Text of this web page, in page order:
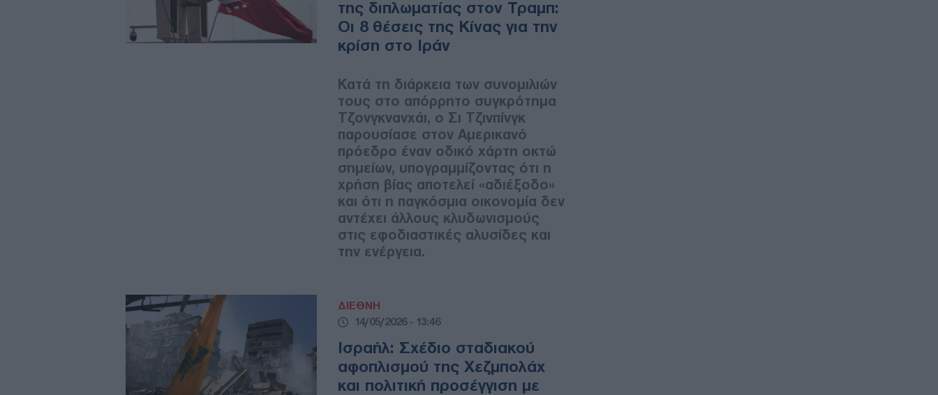
της διπλωματίας στον Τραμπ:
Οι 8 θέσεις της Κίνας για την
κρίση στο Ιράν
Κατά τη διάρκεια των συνομιλιών
τους στο απόρρητο συγκρότημα
Τζονγκνανχάι, ο Σι Τζινπίνγκ
παρουσίασε στον Αμερικανό
πρόεδρο έναν οδικό χάρτη οκτώ
σημείων, υπογραμμίζοντας ότι η
χρήση βίας αποτελεί «αδιέξοδο»
και ότι η παγκόσμια οικονομία δεν
αντέχει άλλους κλυδωνισμούς
στις εφοδιαστικές αλυσίδες και
την ενέργεια.
ΔΙΕΘΝΗ
14/05/2026 - 13:46
Ισραήλ: Σχέδιο σταδιακού
αφοπλισμού της Χεζμπολάχ
και πολιτική προσέγγιση με